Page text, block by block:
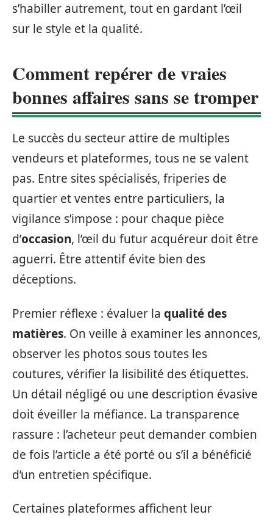
s’habiller autrement, tout en gardant l’œil
sur le style et la qualité.
Comment repérer de vraies
bonnes affaires sans se tromper
Le succès du secteur attire de multiples
vendeurs et plateformes, tous ne se valent
pas. Entre sites spécialisés, friperies de
quartier et ventes entre particuliers, la
vigilance s’impose : pour chaque pièce
d’occasion, l’œil du futur acquéreur doit être
aguerri. Être attentif évite bien des
déceptions.
Premier réflexe : évaluer la qualité des
matières. On veille à examiner les annonces,
observer les photos sous toutes les
coutures, vérifier la lisibilité des étiquettes.
Un détail négligé ou une description évasive
doit éveiller la méfiance. La transparence
rassure : l’acheteur peut demander combien
de fois l’article a été porté ou s’il a bénéficié
d’un entretien spécifique.
Certaines plateformes affichent leur